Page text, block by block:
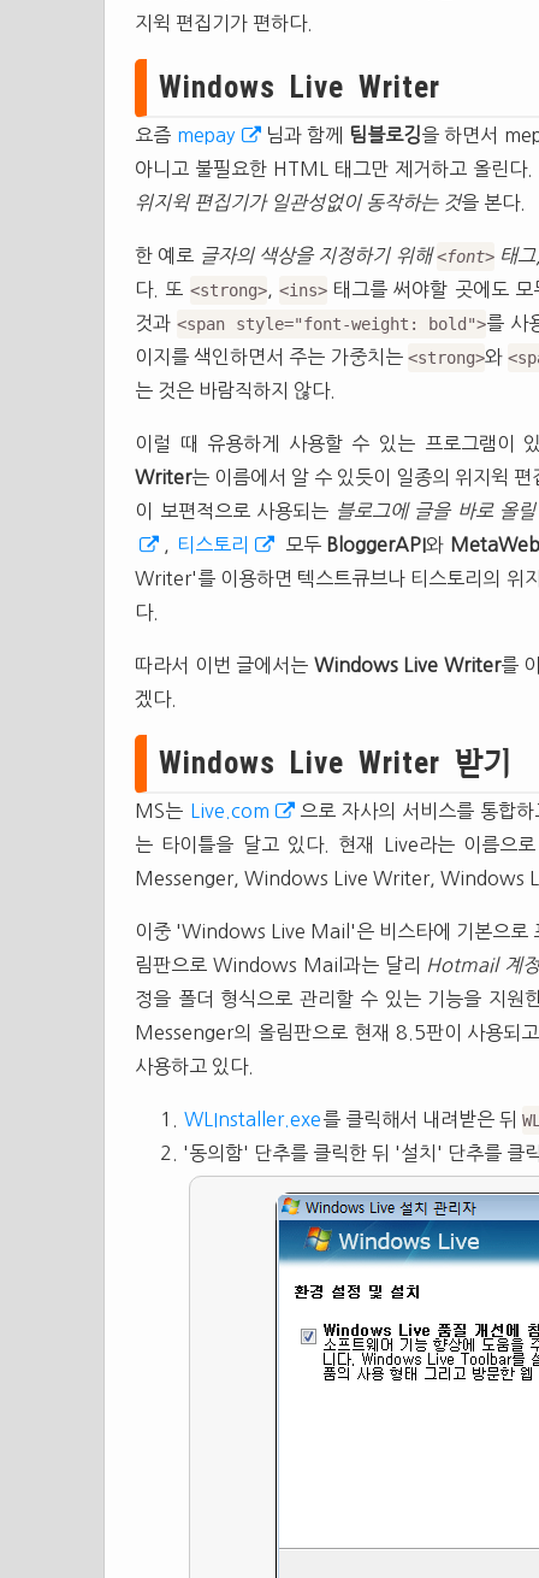
지윅 편집기가 편하다.
Windows Live Writer
요즘 mepay 님과 함께 팀블로깅을 하면서
아니고 불필요한 HTML 태그만 제거하고 올린
위지윅 편집기가 일관성없이 동작하는 것을 본다.
한 예로 글자의 색상을 지정하기 위해<font>태
다. 또 <strong>, <ins>태그를 써야할 곳에도
것과 <span style="font-weight: bold">를 사
이지를 색인하면서 주는 가중치는 <strong>와
는 것은 바람직하지 않다.
이럴 때 유용하게 사용할 수 있는 프로그램이
Writer는 이름에서 알 수 있듯이 일종의 위지윅
이 보편적으로 사용되는 블로그에 글을 바로 올
티스토리 모두 BloggerAPI와
Writer'를 이용하면 텍스트큐브나 티스토리의 위
다.
따라서 이번 글에서는 Windows Live Writer를
겠다.
Windows Live Writer 받기
MS는 Live.com
으로 자사의 서비스를 통합
는 타이틀을 달고 있다. 현재 Live라는 이름
Messenger, Windows Live Writer, Windows
이중 'Windows Live Mail'은 비스타에 기본으
림판으로 Windows Mail과는 달리
Hotmail 계
정을 폴더 형식으로 관리할 수 있는 기능을 지
Messenger의 올림판으로 현재 8.5판이 사용되
사용하고 있다.
WLInstaller.exe를 클릭해서 내려받은 뒤
'동의함' 단추를 클릭한 뒤 '설치' 단추를 클